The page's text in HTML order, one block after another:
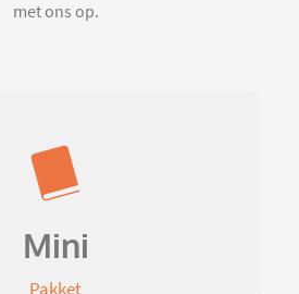
met ons op.
Mini
Pakket